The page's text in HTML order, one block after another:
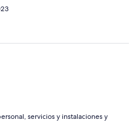
servicios y instalaciones y